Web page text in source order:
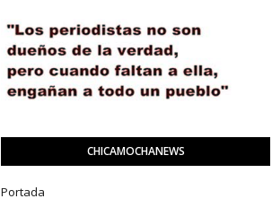
CHICAMOCHANEWS
Portada